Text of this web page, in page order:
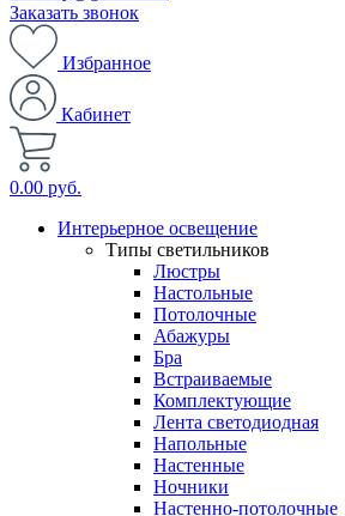
Заказать звонок
Избранное
Кабинет
0.00 руб.
Интерьерное освещение
Типы светильников
Люстры
Настольные
Потолочные
Абажуры
Бра
Встраиваемые
Комплектующие
Лента светодиодная
Напольные
Настенные
Ночники
Настенно-потолочные